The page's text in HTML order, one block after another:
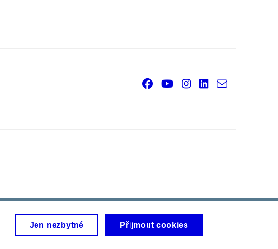
Facebook
Youtube
Instagram
LinkedIn
e-
Jen nezbytné Přijmout cookies